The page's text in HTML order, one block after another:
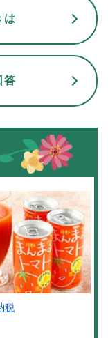
は
答
税